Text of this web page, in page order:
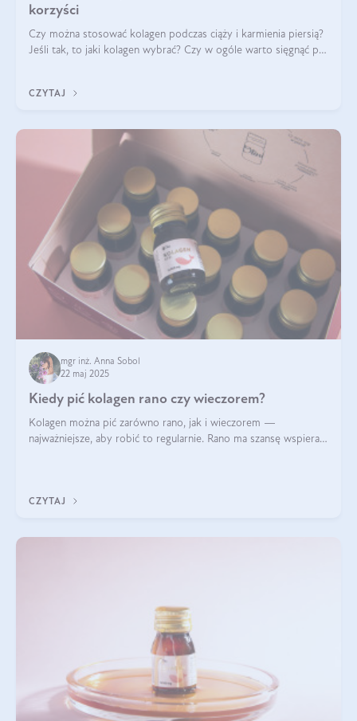
korzyści
Czy można stosować kolagen podczas ciąży i karmienia piersią?
Jeśli tak, to jaki kolagen wybrać? Czy w ogóle warto sięgnąć po
CZYTAJ
mgr inż. Anna Sobol
22 maj 2025
Kiedy pić kolagen rano czy wieczorem?
Kolagen można pić zarówno rano, jak i wieczorem —
najważniejsze, aby robić to regularnie. Rano ma szansę wspierać
CZYTAJ